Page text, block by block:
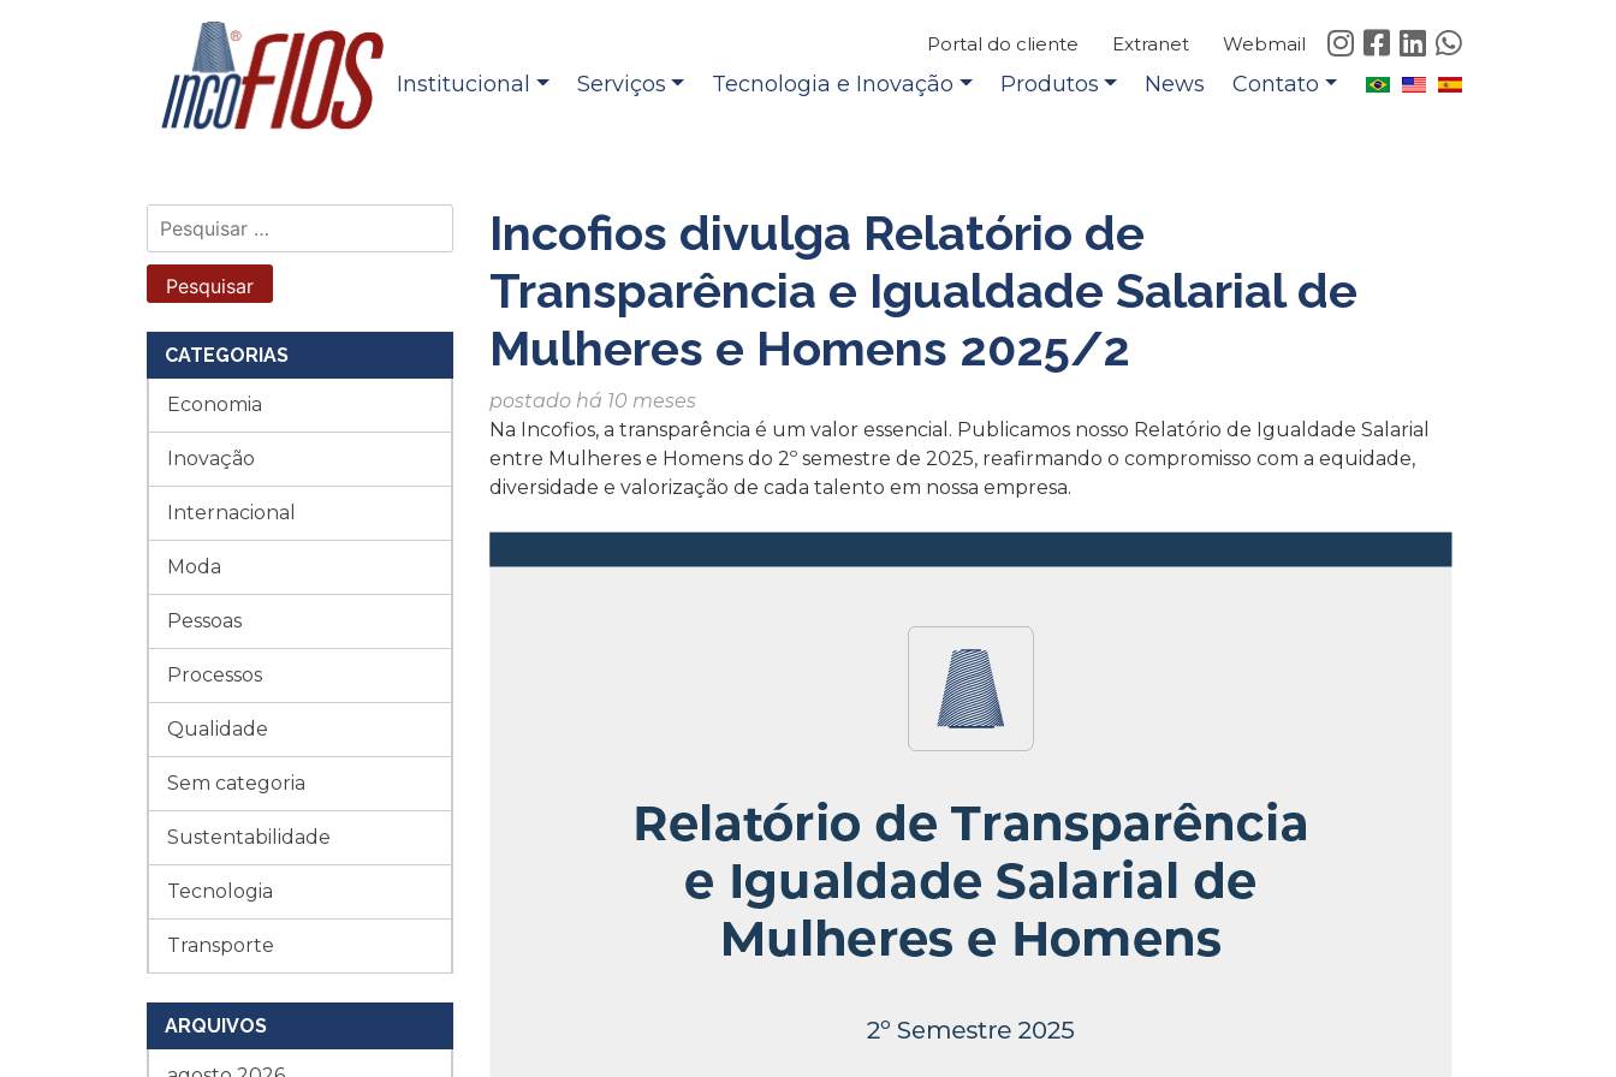
Institucional Serviços Tecnologia e Inovação Produtos News Contato
Portal do cliente Extranet Webmail
Pesquisar
por:
CATEGORIAS
Economia
Inovação
Internacional
Moda
Pessoas
Processos
Qualidade
Sem categoria
Sustentabilidade
Tecnologia
Transporte
ARQUIVOS
Incofios divulga Relatório de
Transparência e Igualdade Salarial de
Mulheres e Homens 2025/2
postado há 10 meses
Na Incofios, a transparência é um valor essencial. Publicamos nosso Relatório de Igualdade Salarial
entre Mulheres e Homens do 2º semestre de 2025, reafirmando o compromisso com a equidade,
diversidade e valorização de cada talento em nossa empresa.